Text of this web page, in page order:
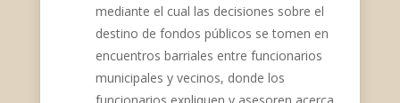
mediante el cual las decisiones sobre el
destino de fondos públicos se tomen en
encuentros barriales entre funcionarios
municipales y vecinos, donde los
funcionarios expliquen y asesoren acerca